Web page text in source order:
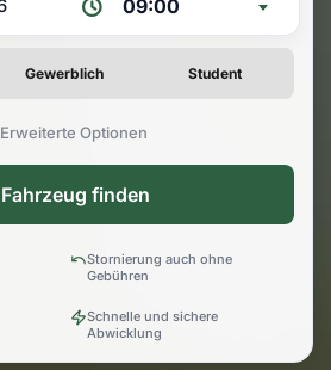
09:00
Gewerblich Student
Erweiterte Optionen
Fahrzeug finden
Stornierung auch ohne
Gebühren
Schnelle und sichere
Abwicklung